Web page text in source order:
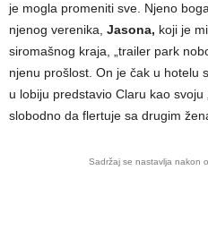
je mogla promeniti sve. Njeno
njenog verenika, Jasona, koji je
siromašnog kraja, „trailer park
njenu prošlost. On je čak u hotelu
u lobiju predstavio Claru kao svoju
slobodno da flertuje sa drugim
Sadržaj se nastavlja nakon